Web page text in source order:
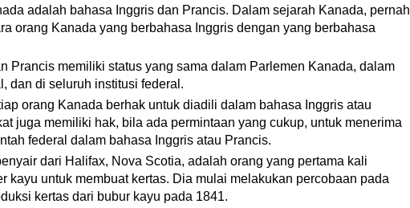
adalah bahasa Inggris dan Prancis. Dalam sejarah Kanada, pernah
orang Kanada yang berbahasa Inggris dengan yang berbahasa
Prancis memiliki status yang sama dalam Parlemen Kanada, dalam
dan di seluruh institusi federal.
orang Kanada berhak untuk diadili dalam bahasa Inggris atau
juga memiliki hak, bila ada permintaan yang cukup, untuk menerima
federal dalam bahasa Inggris atau Prancis.
dari Halifax, Nova Scotia, adalah orang yang pertama kali
kayu untuk membuat kertas. Dia mulai melakukan percobaan pada
kertas dari bubur kayu pada 1841.